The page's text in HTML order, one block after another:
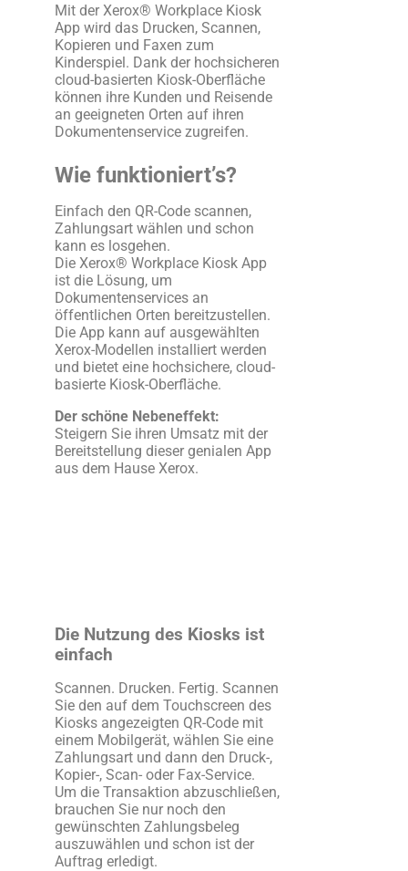
Mit der Xerox® Workplace Kiosk
App wird das Drucken, Scannen,
Kopieren und Faxen zum
Kinderspiel. Dank der hochsicheren
cloud-basierten Kiosk-Oberfläche
können ihre Kunden und Reisende
an geeigneten Orten auf ihren
Dokumentenservice zugreifen.
Wie funktioniert’s?
Einfach den QR-Code scannen,
Zahlungsart wählen und schon
kann es losgehen.
Die Xerox® Workplace Kiosk App
ist die Lösung, um
Dokumentenservices an
öffentlichen Orten bereitzustellen.
Die App kann auf ausgewählten
Xerox-Modellen installiert werden
und bietet eine hochsichere, cloud-
basierte Kiosk-Oberfläche.
Der schöne Nebeneffekt:
Steigern Sie ihren Umsatz mit der
Bereitstellung dieser genialen App
aus dem Hause Xerox.
Die Nutzung des Kiosks ist
einfach
Scannen. Drucken. Fertig. Scannen
Sie den auf dem Touchscreen des
Kiosks angezeigten QR-Code mit
einem Mobilgerät, wählen Sie eine
Zahlungsart und dann den Druck-,
Kopier-, Scan- oder Fax-Service.
Um die Transaktion abzuschließen,
brauchen Sie nur noch den
gewünschten Zahlungsbeleg
auszuwählen und schon ist der
Auftrag erledigt.